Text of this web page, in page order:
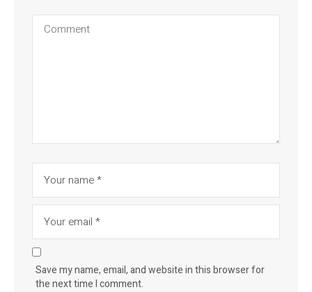
Save my name, email, and website in this browser for
the next time I comment.